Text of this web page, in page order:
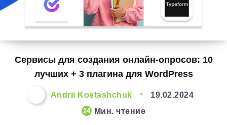
Сервисы для создания онлайн-опросов: 10
лучших + 3 плагина для WordPress
Andrii Kostashchuk 19.02.2024
24 Мин. чтение